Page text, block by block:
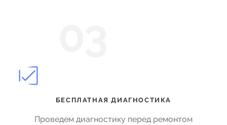
БЕСПЛАТНАЯ ДИАГНОСТИКА
Проведем диагностику перед ремонтом